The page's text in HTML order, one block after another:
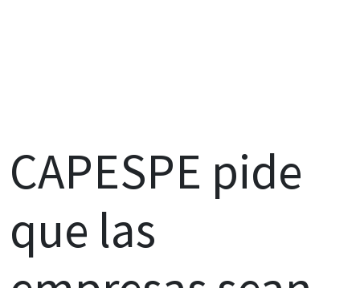
CAPESPE pide
que las